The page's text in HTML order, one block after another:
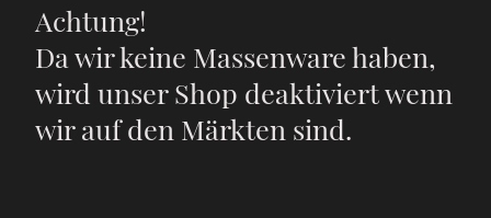
Achtung!
Da wir keine Massenware haben,
wird unser Shop deaktiviert wenn
wir auf den Märkten sind.